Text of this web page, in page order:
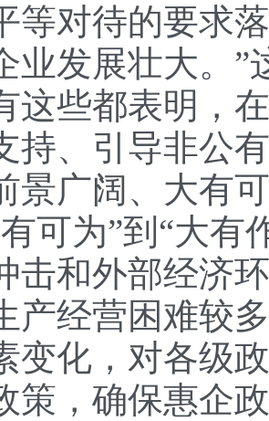
等对待的要求
业发展壮大。”
这些都表明，
持、引导非公
景广阔、大有
为”到“大有
击和外部经济
产经营困难较
变化，对各级
策，确保惠企